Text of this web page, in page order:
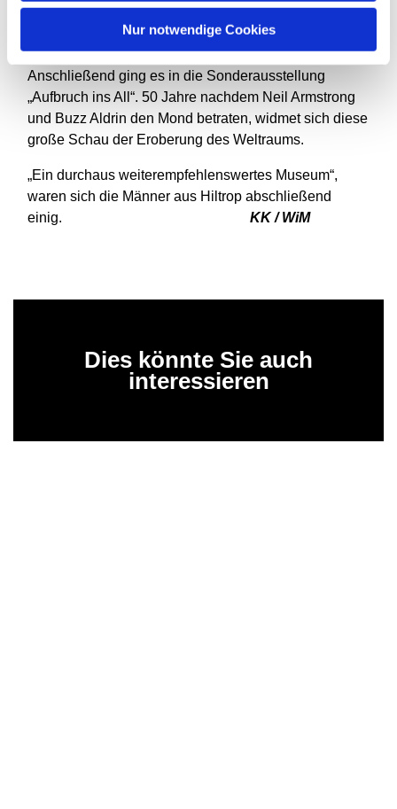
Nur notwendige Cookies
eine Menge Interessantes mitnehmen.
Anschließend ging es in die Sonderausstellung
„Aufbruch ins All“. 50 Jahre nachdem Neil Armstrong
und Buzz Aldrin den Mond betraten, widmet sich diese
große Schau der Eroberung des Weltraums.
„Ein durchaus weiterempfehlenswertes Museum“,
waren sich die Männer aus Hiltrop abschließend
einig. KK / WiM
Dies könnte Sie auch
interessieren